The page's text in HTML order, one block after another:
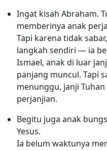
Ingat kisah Abraham.
memberinya anak
Tapi karena tidak
langkah sendiri — ia
Ismael, anak di luar
panjang muncul. Tapi
menunggu, janji
perjanjian.
Begitu juga anak
Yesus.
Ia belum waktunya